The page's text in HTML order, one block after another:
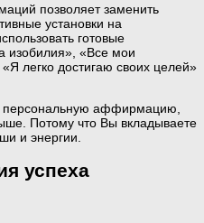
позволяет заменить
установки на
готовые
«Все мои
легко достигаю своих целей»
аффирмацию,
Потому что Вы вкладываете
и энергии.
успеха